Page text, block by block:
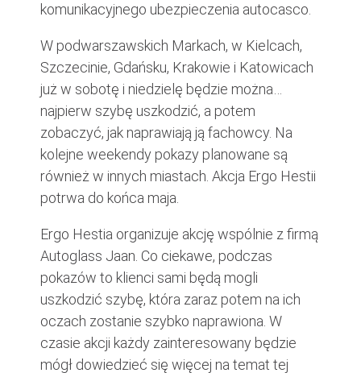
komunikacyjnego ubezpieczenia autocasco.
W podwarszawskich Markach, w Kielcach,
Szczecinie, Gdańsku, Krakowie i Katowicach
już w sobotę i niedzielę będzie można…
najpierw szybę uszkodzić, a potem
zobaczyć, jak naprawiają ją fachowcy. Na
kolejne weekendy pokazy planowane są
również w innych miastach. Akcja Ergo Hestii
potrwa do końca maja.
Ergo Hestia organizuje akcję wspólnie z firmą
Autoglass Jaan. Co ciekawe, podczas
pokazów to klienci sami będą mogli
uszkodzić szybę, która zaraz potem na ich
oczach zostanie szybko naprawiona. W
czasie akcji każdy zainteresowany będzie
mógł dowiedzieć się więcej na temat tej